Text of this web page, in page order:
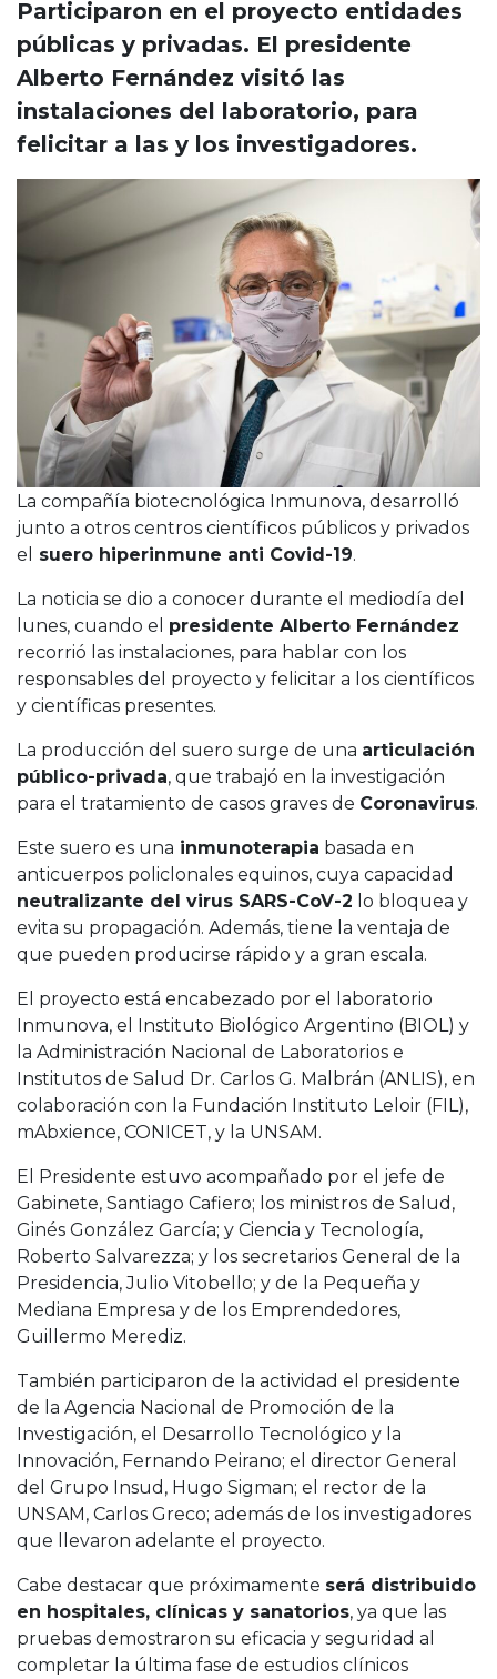
Cruz del Eje
Corredor de Ansenuza
La Carlota y zona
Laboulaye y sur
Río Tercero
Despeñaderos
Participaron en el proyecto entidades
públicas y privadas. El presidente
Alberto Fernández visitó las
instalaciones del laboratorio, para
felicitar a las y los investigadores.
La compañía biotecnológica Inmunova, desarrolló
junto a otros centros científicos públicos y privados
el
suero hiperinmune anti Covid-19.
La noticia se dio a conocer durante el mediodía del
lunes, cuando el presidente Alberto Fernández
recorrió las instalaciones, para hablar con los
responsables del proyecto y felicitar a los científicos
y científicas presentes.
La producción del suero surge de una articulación
público-privada, que trabajó en la investigación
para el tratamiento de casos graves de Coronavirus.
Este suero es una inmunoterapia basada en
anticuerpos policlonales equinos, cuya capacidad
neutralizante del virus SARS-CoV-2 lo bloquea y
evita su propagación. Además, tiene la ventaja de
que pueden producirse rápido y a gran escala.
El proyecto está encabezado por el laboratorio
Inmunova, el Instituto Biológico Argentino (BIOL) y
la Administración Nacional de Laboratorios e
Institutos de Salud Dr. Carlos G. Malbrán (ANLIS), en
colaboración con la Fundación Instituto Leloir (FIL),
mAbxience, CONICET, y la UNSAM.
El Presidente estuvo acompañado por el jefe de
Gabinete, Santiago Cafiero; los ministros de Salud,
Ginés González García; y Ciencia y Tecnología,
Roberto Salvarezza; y los secretarios General de la
Presidencia, Julio Vitobello; y de la Pequeña y
Mediana Empresa y de los Emprendedores,
Guillermo Merediz.
También participaron de la actividad el presidente
de la Agencia Nacional de Promoción de la
Investigación, el Desarrollo Tecnológico y la
Innovación, Fernando Peirano; el director General
del Grupo Insud, Hugo Sigman; el rector de la
UNSAM, Carlos Greco; además de los investigadores
que llevaron adelante el proyecto.
Cabe destacar que próximamente será distribuido
en hospitales, clínicas y sanatorios, ya que las
pruebas demostraron su eficacia y seguridad al
completar la última fase de estudios clínicos